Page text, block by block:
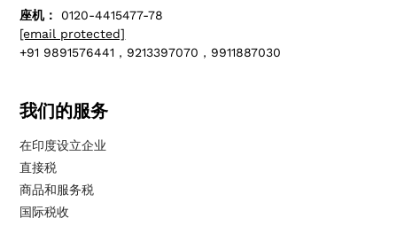
座机：
0120-4415477-78
[email protected]
+91 9891576441，9213397070，9911887030
我们的服务
在印度设立企业
直接税
商品和服务税
国际税收